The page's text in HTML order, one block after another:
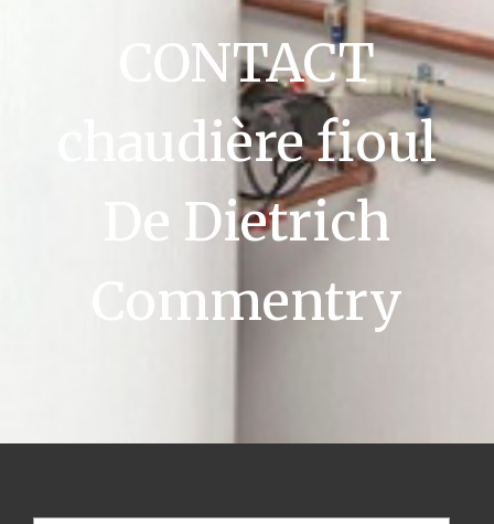
CONTACT
chaudière fioul
De Dietrich
Commentry